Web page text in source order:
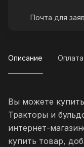
Почта для
Описание Оплата
Вы можете
Тракторы и
интернет-
купить товар,